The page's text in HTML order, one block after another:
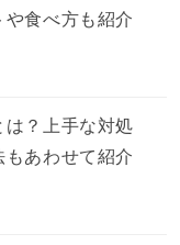
食べ方も紹介
？上手な対処
あわせて紹介